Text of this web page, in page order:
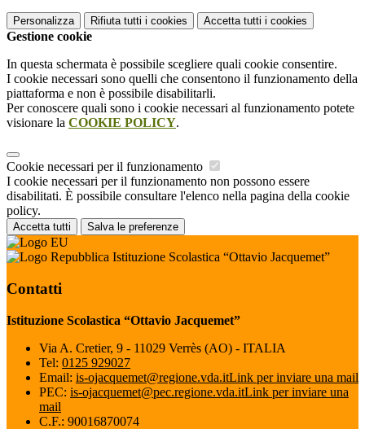
Personalizza Rifiuta tutti i cookies Accetta tutti i cookies
Gestione cookie
In questa schermata è possibile scegliere quali cookie consentire.
I cookie necessari sono quelli che consentono il funzionamento della
piattaforma e non è possibile disabilitarli.
Per conoscere quali sono i cookie necessari al funzionamento potete
visionare la COOKIE POLICY.
Cookie necessari per il funzionamento
I cookie necessari per il funzionamento non possono essere
disabilitati. È possibile consultare l'elenco nella pagina della cookie
policy.
Accetta tutti Salva le preferenze
Istituzione Scolastica “Ottavio Jacquemet”
Contatti
Istituzione Scolastica “Ottavio Jacquemet”
Via A. Cretier, 9 - 11029 Verrès (AO) - ITALIA
Tel: 0125 929027
Email: is-ojacquemet@regione.vda.itLink per inviare una mail
PEC: is-ojacquemet@pec.regione.vda.itLink per inviare una
mail
C.F.: 90016870074